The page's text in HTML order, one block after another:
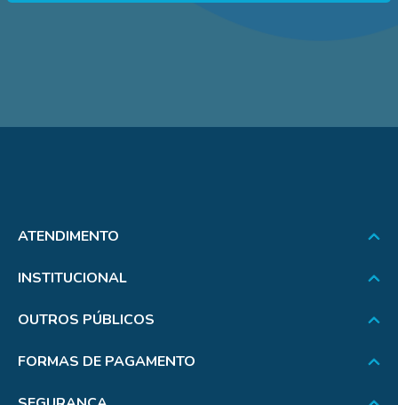
ATENDIMENTO
INSTITUCIONAL
OUTROS PÚBLICOS
FORMAS DE PAGAMENTO